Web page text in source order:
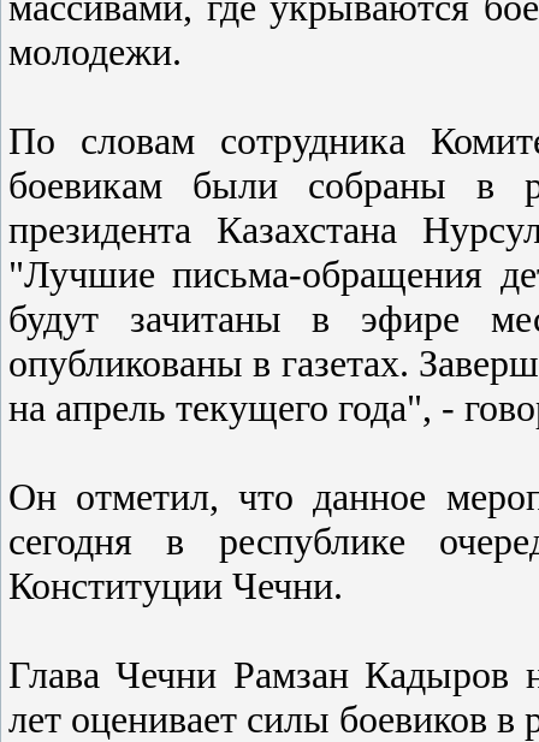
молодежи.
По словам сотрудника
боевикам были собраны в
президента Казахстана
"Лучшие письма-обращения
будут зачитаны в эфире
опубликованы в газетах.
на апрель текущего года", -
Он отметил, что данное
сегодня в республике
Конституции Чечни.
Глава Чечни Рамзан Кадыров
лет оценивает силы боевиков в